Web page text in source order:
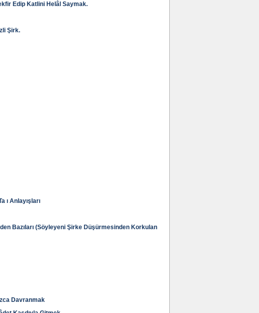
Edip Katlini Helâl Saymak.
Şirk.
ı Anlayışları
Bazıları (Söyleyeni Şirke Düşürmesinden Korkulan
Davranmak